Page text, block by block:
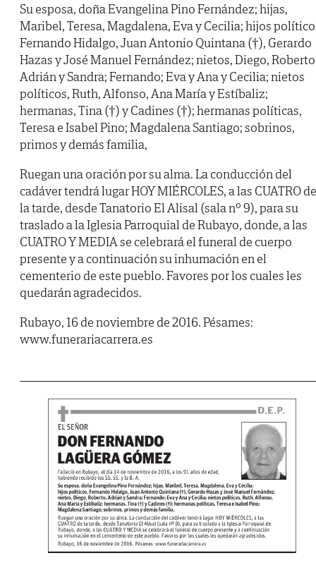
Su esposa, doña Evangelina Pino Fernández; hijas,
Maribel, Teresa, Magdalena, Eva y Cecilia; hijos
Fernando Hidalgo, Juan Antonio Quintana (†), Gerardo
Hazas y José Manuel Fernández; nietos, Diego,
Adrián y Sandra; Fernando; Eva y Ana y Cecilia; nietos
políticos, Ruth, Alfonso, Ana María y Estíbaliz;
hermanas, Tina (†) y Cadines (†); hermanas políticas,
Teresa e Isabel Pino; Magdalena Santiago; sobrinos,
primos y demás familia,
Ruegan una oración por su alma. La conducción del
cadáver tendrá lugar HOY MIÉRCOLES, a las CUATRO de
la tarde, desde Tanatorio El Alisal (sala nº 9), para su
traslado a la Iglesia Parroquial de Rubayo, donde, a las
CUATRO Y MEDIA se celebrará el funeral de cuerpo
presente y a continuación su inhumación en el
cementerio de este pueblo. Favores por los cuales les
quedarán agradecidos.
Rubayo, 16 de noviembre de 2016. Pésames:
www.funerariacarrera.es